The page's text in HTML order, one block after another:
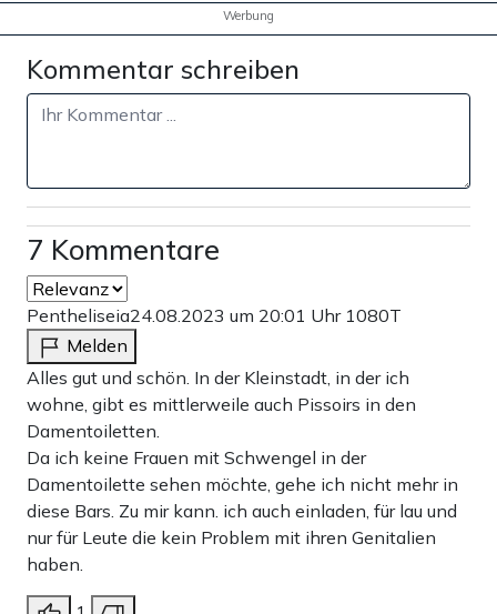
Queerfeindlichkeit
„Mikroaggressionen“ – Probleme
sollen von Rechten und Christen
ausgehen
Marie Rahenbrock
von
anzeigen
Erfahre mehr in derDatenschutzerklärung von X.
Inhalt von X immer anzeigen
tweet direkt öffnen
Und dann gibt es noch den bekanntlich sehr charmanten
Jan Böhmermann. Er kommentiere Dienstag die kritischen
Anmerkungen Alice Schwarzers zum
Selbstbestimmungsgesetz mit diesen Worten: „Alice
Schwarzer hat so einiges gehört, ihr scheinen Dinge,
befürchten tut sie auch so ganz viel. Eigentlich eine ganz
normale 80jährige, die auf ihren letzten Metern gerne
hätte, das alles so bleibt, wie es niemals war.“ Nun ist
Werbung
Kommentar schreiben
7 Kommentare
Pentheliseia24.08.2023 um 20:01 Uhr 1080T
Melden
Alles gut und schön. In der Kleinstadt, in der ich
wohne, gibt es mittlerweile auch Pissoirs in den
Damentoiletten.
Da ich keine Frauen mit Schwengel in der
Damentoilette sehen möchte, gehe ich nicht mehr in
diese Bars. Zu mir kann. ich auch einladen, für lau und
nur für Leute die kein Problem mit ihren Genitalien
haben.